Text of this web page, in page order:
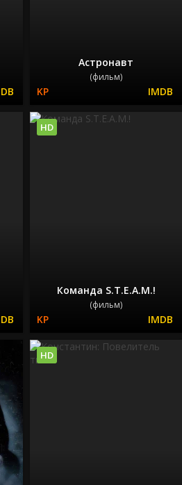
Астронавт
(фильм)
Команда S.T.E.A.M.!
(фильм)
HD
HD